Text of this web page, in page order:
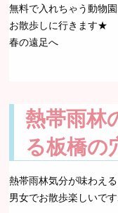
無料で入れちゃう動物
お散歩しに行きます★
春の遠足へ
熱帯雨林
る板橋の
熱帯雨林気分が味わえ
男女でお散歩楽しいで